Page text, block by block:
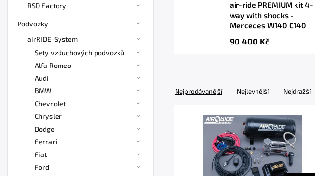
RSD Factory
Podvozky
airRIDE-System
Sety vzduchových podvozků
Alfa Romeo
Audi
BMW
Chevrolet
Chrysler
Dodge
Ferrari
Fiat
Ford
air-ride PREMIUM kit 4-
way with shocks -
Mercedes W140 C140
90 400 Kč
Nejprodávanější Nejlevnější Nejdražší